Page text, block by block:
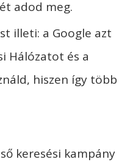
adod meg.
illeti: a Google azt
Hálózatot és a
hiszen így több
keresési kampány